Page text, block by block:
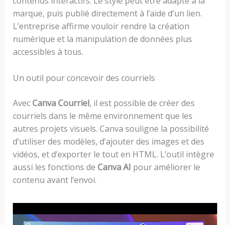
marque, puis publié directement à l’aide d’un lien.
L’entreprise affirme vouloir rendre la création
numérique et la manipulation de données plus
accessibles à tous.
Un outil pour concevoir des courriels
AvecCanva Courriel, il est possible de créer des
courriels dans le même environnement que les
autres projets visuels. Canva souligne la possibilité
d’utiliser des modèles, d’ajouter des images et des
vidéos, et d’exporter le tout en HTML. L’outil intègre
aussi les fonctions de Canva AI pour améliorer le
contenu avant l’envoi.